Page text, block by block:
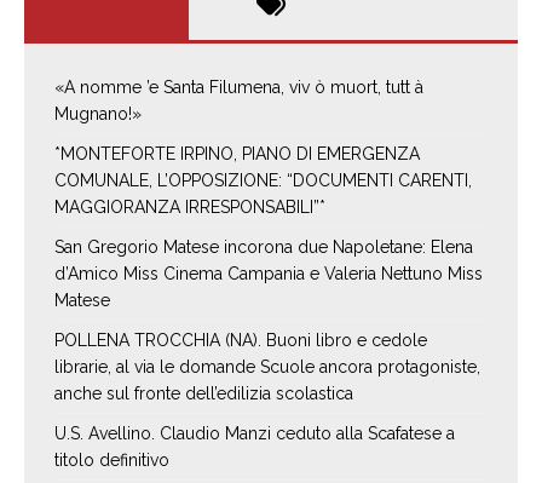
«A nomme ’e Santa Filumena, viv ò muort, tutt à
Mugnano!»
*MONTEFORTE IRPINO, PIANO DI EMERGENZA
COMUNALE, L’OPPOSIZIONE: “DOCUMENTI CARENTI,
MAGGIORANZA IRRESPONSABILI”*
San Gregorio Matese incorona due Napoletane: Elena
d’Amico Miss Cinema Campania e Valeria Nettuno Miss
Matese
POLLENA TROCCHIA (NA). Buoni libro e cedole
librarie, al via le domande Scuole ancora protagoniste,
anche sul fronte dell’edilizia scolastica
U.S. Avellino. Claudio Manzi ceduto alla Scafatese a
titolo definitivo